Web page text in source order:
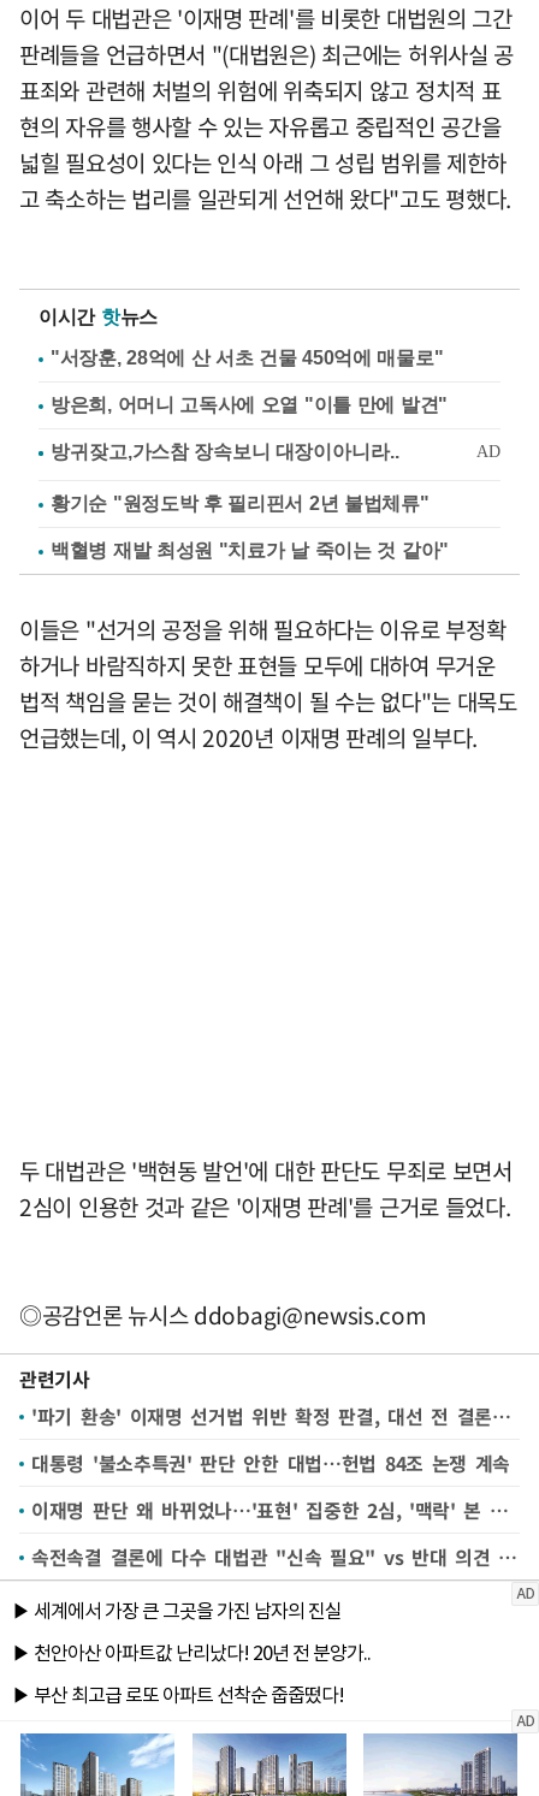
이어 두 대법관은 '이재명 판례'를 비롯한 대법원의 그간
판례들을 언급하면서 "(대법원은) 최근에는 허위사실 공
표죄와 관련해 처벌의 위험에 위축되지 않고 정치적 표
현의 자유를 행사할 수 있는 자유롭고 중립적인 공간을
넓힐 필요성이 있다는 인식 아래 그 성립 범위를 제한하
고 축소하는 법리를 일관되게 선언해 왔다"고도 평했다.
이시간 핫뉴스
"서장훈, 28억에 산 서초 건물 450억에 매물로"
방은희, 어머니 고독사에 오열 "이틀 만에 발견"
황기순 "원정도박 후 필리핀서 2년 불법체류"
백혈병 재발 최성원 "치료가 날 죽이는 것 같아"
이들은 "선거의 공정을 위해 필요하다는 이유로 부정확
하거나 바람직하지 못한 표현들 모두에 대하여 무거운
법적 책임을 묻는 것이 해결책이 될 수는 없다"는 대목도
언급했는데, 이 역시 2020년 이재명 판례의 일부다.
두 대법관은 '백현동 발언'에 대한 판단도 무죄로 보면서
2심이 인용한 것과 같은 '이재명 판례'를 근거로 들었다.
◎공감언론 뉴시스ddobagi@newsis.com
관련기사
'파기 환송' 이재명 선거법 위반 확정 판결, 대선 전 결론은 미지수
대통령 '불소추특권' 판단 안한 대법…헌법 84조 논쟁 계속
이재명 판단 왜 바뀌었나…'표현' 집중한 2심, '맥락' 본 대법
속전속결 결론에 다수 대법관 "신속 필요" vs 반대 의견 "능사 아냐"